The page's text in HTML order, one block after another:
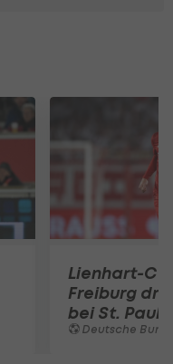
Lienhart-
Freiburg
bei St. Pauli
Deutsche